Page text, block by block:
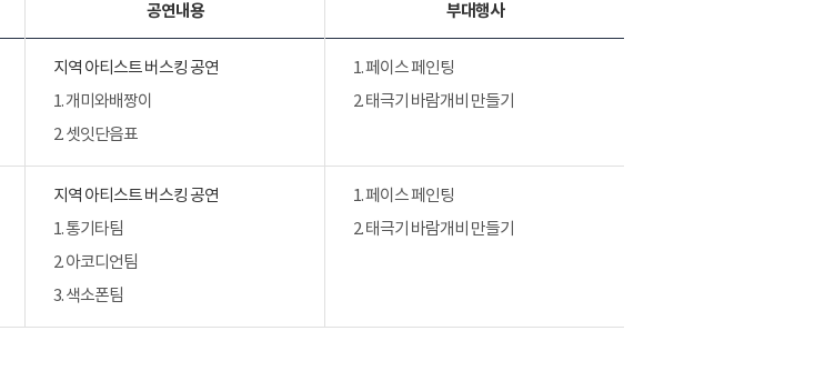
공연내용 부대행사
지역 아티스트 버스킹 공연
1. 개미와배짱이
2. 셋잇단음표
1. 페이스 페인팅
2. 태극기 바람개비 만들기
지역 아티스트 버스킹 공연
1. 통기타팀
2. 아코디언팀
3. 색소폰팀
1. 페이스 페인팅
2. 태극기 바람개비 만들기